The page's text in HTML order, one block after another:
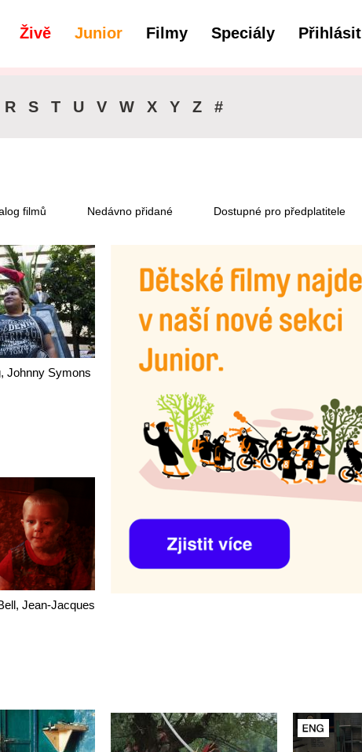
Živě Junior Filmy Speciály Přihlásit
R S T U V W X Y Z #
filmů Nedávno přidané Dostupné pro předplatitele
Johnny Symons
Jean-Jacques